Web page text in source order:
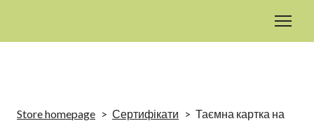
Store homepage Сертифікати
Таємна картка на